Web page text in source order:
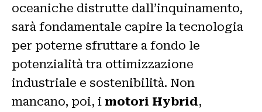
oceaniche distrutte dall’inquinamento,
sarà fondamentale capire la tecnologia
per poterne sfruttare a fondo le
potenzialità tra ottimizzazione
industriale e sostenibilità. Non
mancano, poi, i motori Hybrid,